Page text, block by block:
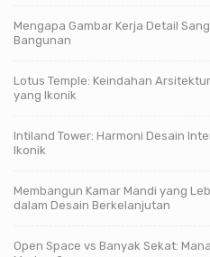
Mengapa Gambar Kerja Detail
Bangunan
Lotus Temple: Keindahan
yang Ikonik
Intiland Tower: Harmoni Desain
Ikonik
Membangun Kamar Mandi yang
dalam Desain Berkelanjutan
Open Space vs Banyak Sekat: